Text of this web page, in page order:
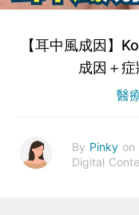
【耳中風成因】
成因＋
醫
By Pinky on
Digital